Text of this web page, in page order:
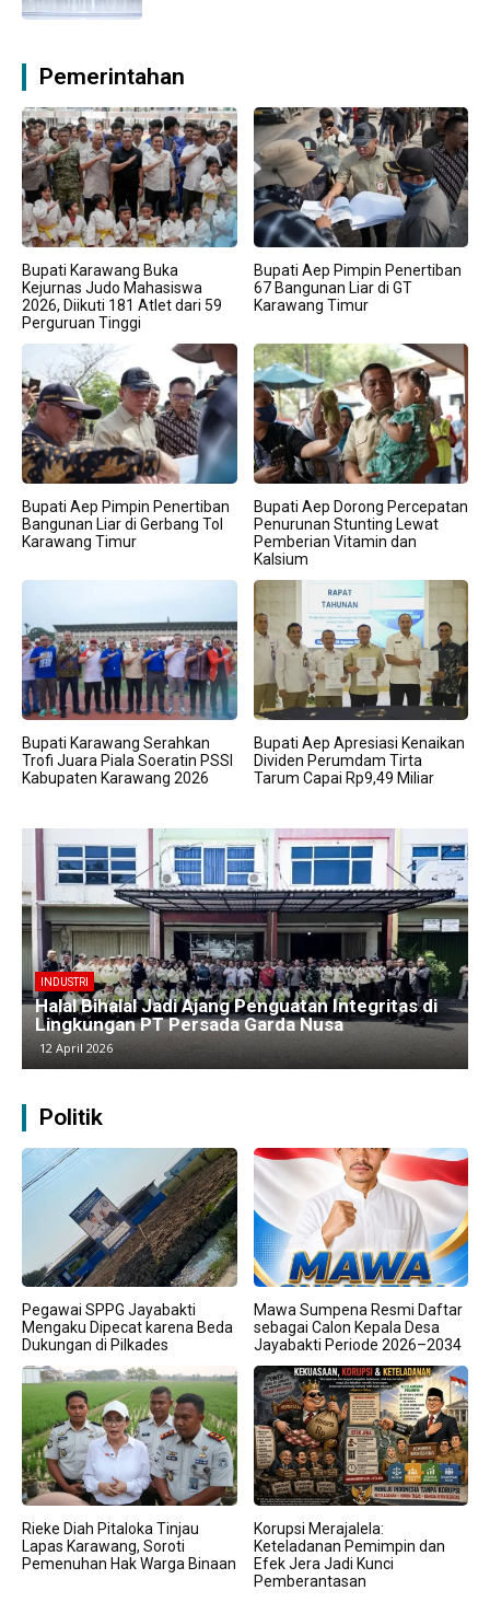
Pemerintahan
Bupati Karawang Buka
Kejurnas Judo Mahasiswa
2026, Diikuti 181 Atlet dari 59
Perguruan Tinggi
Bupati Aep Pimpin Penertiban
67 Bangunan Liar di GT
Karawang Timur
Bupati Aep Pimpin Penertiban
Bangunan Liar di Gerbang Tol
Karawang Timur
Bupati Aep Dorong Percepatan
Penurunan Stunting Lewat
Pemberian Vitamin dan
Kalsium
Bupati Karawang Serahkan
Trofi Juara Piala Soeratin PSSI
Kabupaten Karawang 2026
Bupati Aep Apresiasi Kenaikan
Dividen Perumdam Tirta
Tarum Capai Rp9,49 Miliar
BERITA
Kawasan Industri Cikarang Kembali Padat,
Produksi dan Logistik Beroperasi Penuh”
9 April 2026
Politik
Pegawai SPPG Jayabakti
Mengaku Dipecat karena Beda
Dukungan di Pilkades
Mawa Sumpena Resmi Daftar
sebagai Calon Kepala Desa
Jayabakti Periode 2026–2034
Rieke Diah Pitaloka Tinjau
Lapas Karawang, Soroti
Pemenuhan Hak Warga Binaan
Korupsi Merajalela:
Keteladanan Pemimpin dan
Efek Jera Jadi Kunci
Pemberantasan